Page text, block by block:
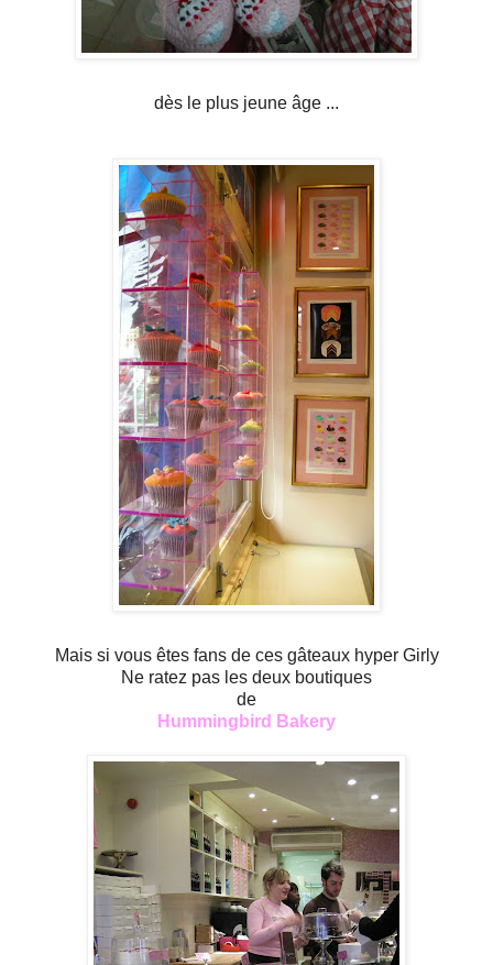
dès le plus jeune âge ...
Mais si vous êtes fans de ces gâteaux hyper Girly
Ne ratez pas les deux boutiques
de
Hummingbird Bakery